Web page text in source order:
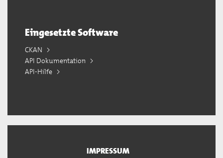
Eingesetzte Software
CKAN
API Dokumentation
API-Hilfe
IMPRESSUM